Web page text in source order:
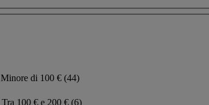
Minore di 100 € (44)
Tra 100 € e 200 € (6)